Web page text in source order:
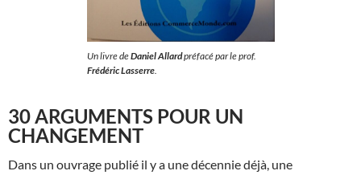
Un livre deDaniel Allardpréfacé par le prof.
Frédéric Lasserre.
30 ARGUMENTS POUR UN
CHANGEMENT
Dans un ouvrage publié il y a une décennie déjà, une